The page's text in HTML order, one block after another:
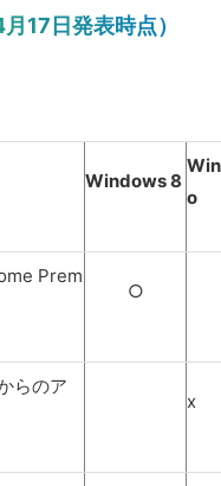
17日発表時点）
Windows 8
o
Prem
○
らのア
x